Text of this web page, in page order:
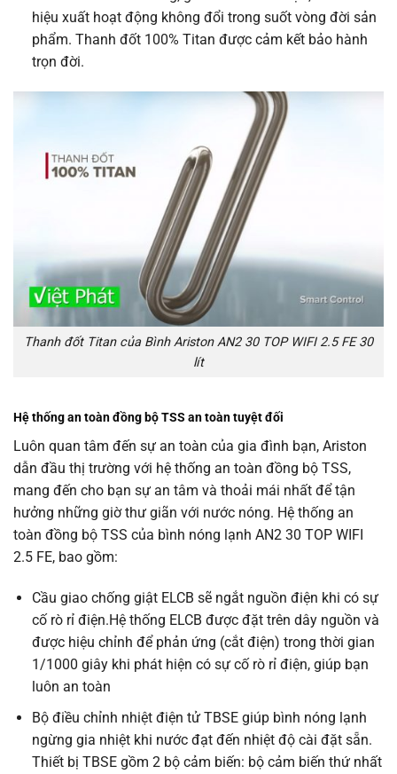
hiệu xuất hoạt động không đổi trong suốt vòng đời sản
phẩm. Thanh đốt 100% Titan được cảm kết bảo hành
trọn đời.
Thanh đốt Titan của Bình Ariston AN2 30 TOP WIFI 2.5 FE 30
lít
Hệ thống an toàn đồng bộ TSS an toàn tuyệt đối
Luôn quan tâm đến sự an toàn của gia đình bạn, Ariston
dẫn đầu thị trường với hệ thống an toàn đồng bộ TSS,
mang đến cho bạn sự an tâm và thoải mái nhất để tận
hưởng những giờ thư giãn với nước nóng. Hệ thống an
toàn đồng bộ TSS của bình nóng lạnh AN2 30 TOP WIFI
2.5 FE, bao gồm:
Cầu giao chống giật ELCB sẽ ngắt nguồn điện khi có sự
cố rò rỉ điện.Hệ thống ELCB được đặt trên dây nguồn và
được hiệu chỉnh để phản ứng (cắt điện) trong thời gian
1/1000 giây khi phát hiện có sự cố rò rỉ điện, giúp bạn
luôn an toàn
Bộ điều chỉnh nhiệt điện tử TBSE giúp bình nóng lạnh
ngừng gia nhiệt khi nước đạt đến nhiệt độ cài đặt sẵn.
Thiết bị TBSE gồm 2 bộ cảm biến: bộ cảm biến thứ nhất